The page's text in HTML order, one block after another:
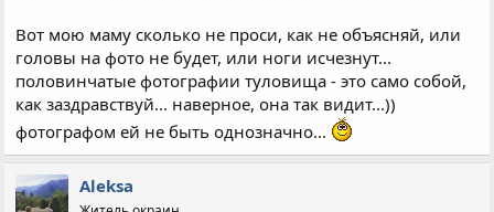
Вот мою маму сколько не проси, как не объясняй, или
головы на фото не будет, или ноги исчезнут...
половинчатые фотографии туловища - это само собой,
как заздравствуй... наверное, она так видит...))
фотографом ей не быть однозначно...
Aleksa